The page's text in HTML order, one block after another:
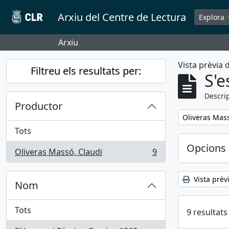
Skip to main content
Arxiu del Centre de Lectura Explora
Arxiu
Filtreu els resultats per:
Productor
Tots
Oliveras Massó, Claudi
, 9 results 9
Nom
Tots
Vista prèvia
Remove filter:
Oliveras
Opcions
Vista
9